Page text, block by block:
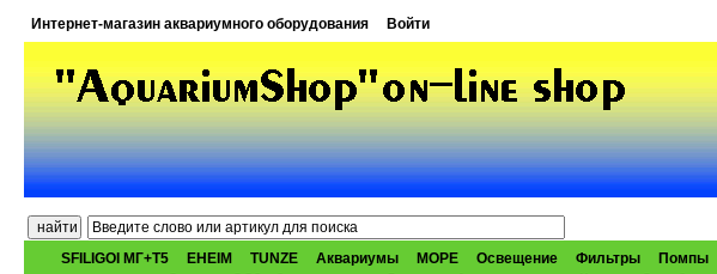
Интернет-магазин аквариумного оборудования Войти
SFILIGOI МГ+Т5 EHEIM TUNZE Аквариумы МОРЕ Освещение Фильтры Помпы